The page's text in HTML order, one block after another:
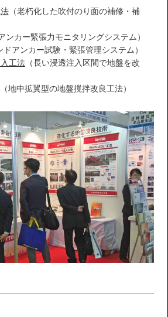
ティ
ログダウンロード
（老朽化した吹付のり面の補修・補
ンカー緊張力モニタリングシステム）
ドアンカー試験・緊張管理システム）
工法（長い浸透注入区間で地盤を改
（地中拡翼型の地盤撹拌改良工法）